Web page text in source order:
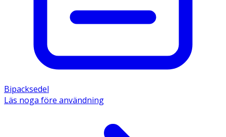
Bipacksedel
Läs noga före användning